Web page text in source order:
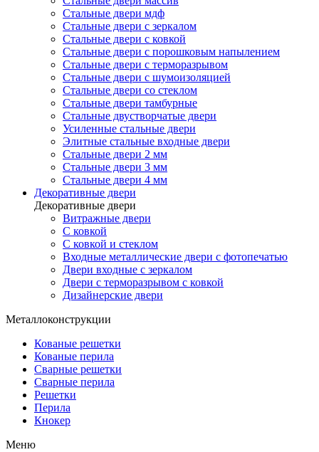
Стальные двери мдф
Стальные двери с зеркалом
Стальные двери с ковкой
Стальные двери с порошковым напылением
Стальные двери с терморазрывом
Стальные двери с шумоизоляцией
Стальные двери со стеклом
Стальные двери тамбурные
Стальные двустворчатые двери
Усиленные стальные двери
Элитные стальные входные двери
Стальные двери 2 мм
Стальные двери 3 мм
Стальные двери 4 мм
Декоративные двери
Декоративные двери
Витражные двери
С ковкой
С ковкой и стеклом
Входные металлические двери с фотопечатью
Двери входные с зеркалом
Двери с терморазрывом с ковкой
Дизайнерские двери
Металлоконструкции
Кованые решетки
Кованые перила
Сварные решетки
Сварные перила
Решетки
Перила
Кнокер
Меню